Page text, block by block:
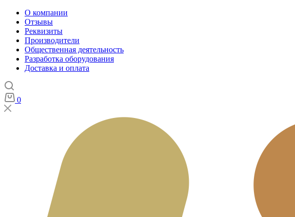
О компании
Отзывы
Реквизиты
Производители
Общественная деятельность
Разработка оборудования
Доставка и оплата
0